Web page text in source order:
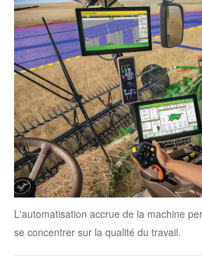
L'automatisation accrue de la machine
se concentrer sur la qualité du travail.